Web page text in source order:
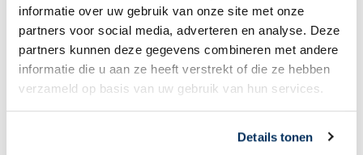
informatie over uw gebruik van onze site met onze
partners voor social media, adverteren en analyse. Deze
partners kunnen deze gegevens combineren met andere
informatie die u aan ze heeft verstrekt of die ze hebben
verzameld op basis van uw gebruik van hun services.
Details tonen